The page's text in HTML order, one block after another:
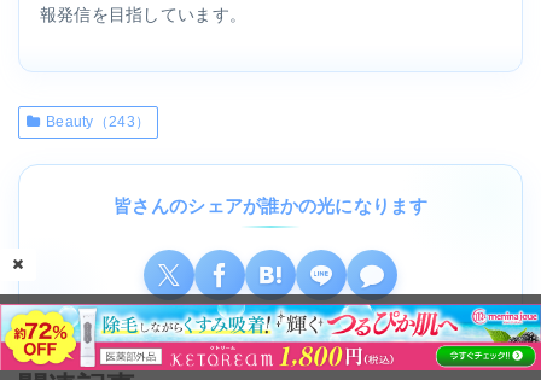
報発信を目指しています。
Beauty（243）
皆さんのシェアが誰かの光になります